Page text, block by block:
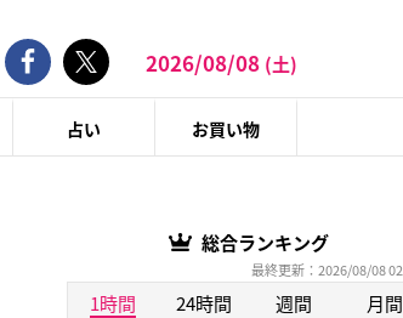
2026/08/08 (土)
占い お買い物
総合ランキング
最終更新：2026/08/08
1時間 24時間 週間 月間